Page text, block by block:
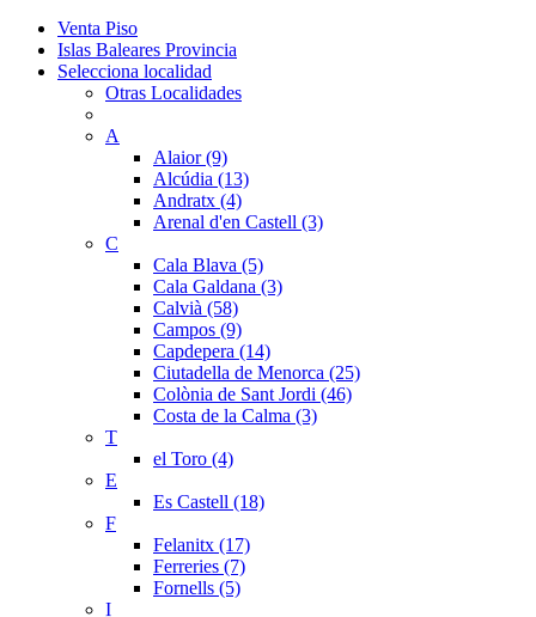
Venta Piso
Islas Baleares Provincia
Selecciona localidad
Otras Localidades
A
Alaior (9)
Alcúdia (13)
Andratx (4)
Arenal d'en Castell (3)
C
Cala Blava (5)
Cala Galdana (3)
Calvià (58)
Campos (9)
Capdepera (14)
Ciutadella de Menorca (25)
Colònia de Sant Jordi (46)
Costa de la Calma (3)
T
el Toro (4)
E
Es Castell (18)
F
Felanitx (17)
Ferreries (7)
Fornells (5)
I